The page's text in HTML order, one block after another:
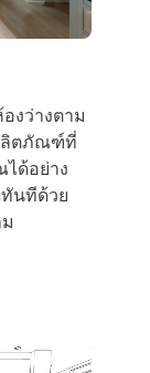
งว่างตาม
ลิตภัณฑ์ที่
ด้อย่าง
นทีด้วย